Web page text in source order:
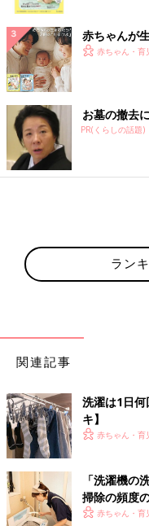
A. 【乾かす時間を早める
抗菌効果のある洗剤を使
は、とにかく短時間で乾
以内に乾かすのがいいと
干し”や“ずらし干し”を
ると、さらに乾きが早く
Q. タオルをふわふわ
A. 【ふりさばいて干すと
干す前にタオルをばさっ
計な水分が飛んで、乾
やりましょう。
赤ちゃんが
赤ちゃん・育
お墓の撤去
PR(くらしの話題)
ラン
関連記事
洗濯は1日
キ】
赤ちゃん・育
「洗濯機の
掃除の頻度
赤ちゃん・育